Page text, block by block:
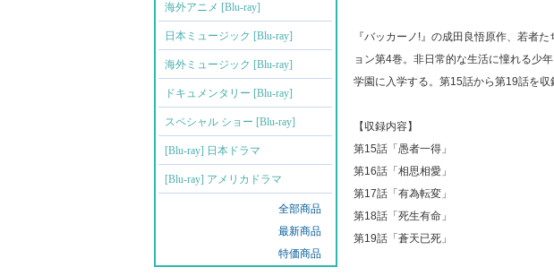
海外アニメ [Blu-ray]
日本ミュージック [Blu-ray]
海外ミュージック [Blu-ray]
ドキュメンタリー [Blu-ray]
スペシャル ショー [Blu-ray]
[Blu-ray] 日本ドラマ
[Blu-ray] アメリカドラマ
全部商品
最新商品
特価商品
『バッカーノ!』の成田良悟原作、若者
ョン第4巻。非日常的な生活に憧れる少
学園に入学する。第15話から第19話を収
【収録内容】
第15話「愚者一得」
第16話「相思相愛」
第17話「有為転変」
第18話「死生有命」
第19話「蒼天已死」